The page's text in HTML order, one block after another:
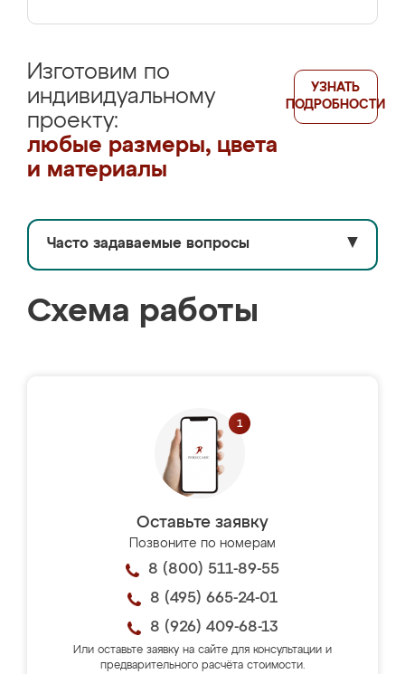
Изготовим по
индивидуальному
проекту:
любые размеры, цвета
и материалы
УЗНАТЬ
ПОДРОБНОСТИ
Часто задаваемые вопросы ▼
Схема работы
Оставьте заявку
Позвоните по номерам
8 (800) 511-89-55
8 (495) 665-24-01
8 (926) 409-68-13
Или оставьте заявку на сайте для консультации и
предварительного расчёта стоимости.